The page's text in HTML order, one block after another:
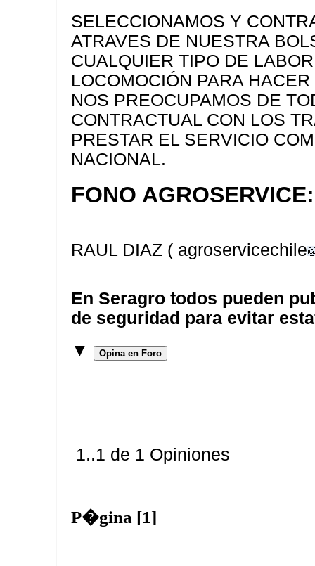
SELECCIONAMOS Y
ATRAVES DE NUESTRA
CUALQUIER TIPO DE
LOCOMOCIÓN PARA
NOS PREOCUPAMOS DE
CONTRACTUAL CON LOS
PRESTAR EL SERVICIO
NACIONAL.
FONO
RAUL DIAZ ( agroservicechile
En Seragro todos pueden
de seguridad para evitar
▼
Opina en Foro
1..1 de 1 Opiniones
P�gina [1]